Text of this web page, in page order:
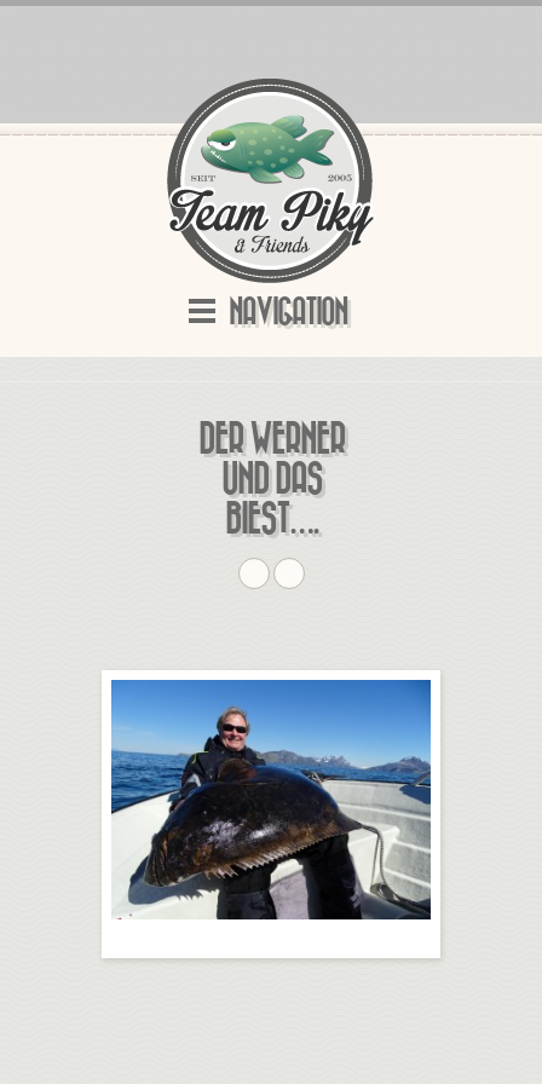
NAVIGATION
DER WERNER
UND DAS
BIEST….